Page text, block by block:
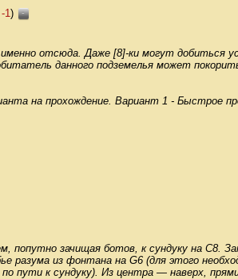
-1) -
отсюда. Даже [8]-ки могут добиться
данного подземелья может
на прохождение. Вариант 1 - Быстрое
попутно зачищая ботов, к сундуку на C8.
разума из фонтана на G6 (для этого
пути к сундуку). Из центра — наверх,